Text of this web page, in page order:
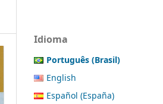
Idioma
Português (Brasil)
English
Español (España)